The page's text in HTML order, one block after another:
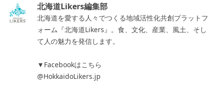
北海道Likers編集部
北海道を愛する人々でつくる地域活性化共創プラットフ
ォーム『北海道Likers』。食、文化、産業、風土、そし
て人の魅力を発信します。
▼Facebookはこちら
@HokkaidoLikers.jp